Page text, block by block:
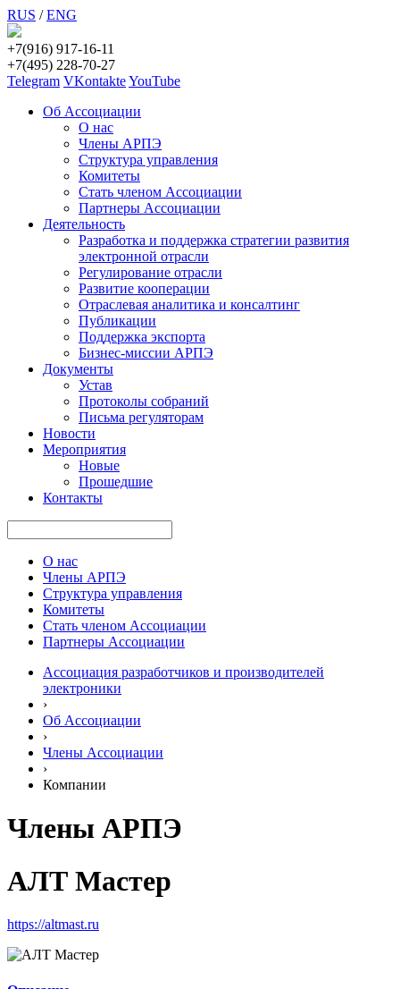
RUS /ENG
+7(916) 917-16-11
+7(495) 228-70-27
Telegram VKontakteYouTube
Об Ассоциации
О нас
Члены АРПЭ
Структура управления
Комитеты
Стать членом Ассоциации
Партнеры Ассоциации
Деятельность
Разработка и поддержка стратегии развития
электронной отрасли
Регулирование отрасли
Развитие кооперации
Отраслевая аналитика и консалтинг
Публикации
Поддержка экспорта
Бизнес-миссии АРПЭ
Документы
Устав
Протоколы собраний
Письма регуляторам
Новости
Мероприятия
Новые
Прошедшие
Контакты
О нас
Члены АРПЭ
Структура управления
Комитеты
Стать членом Ассоциации
Партнеры Ассоциации
Ассоциация разработчиков и производителей
электроники
›
Об Ассоциации
›
Члены Ассоциации
›
Компании
Члены АРПЭ
АЛТ Мастер
https://altmast.ru